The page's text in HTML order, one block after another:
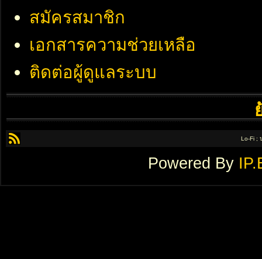
สมัครสมาชิก
เอกสารความช่วยเหลือ
ติดต่อผู้ดูแลระบบ
Lo-Fi ;
Powered By